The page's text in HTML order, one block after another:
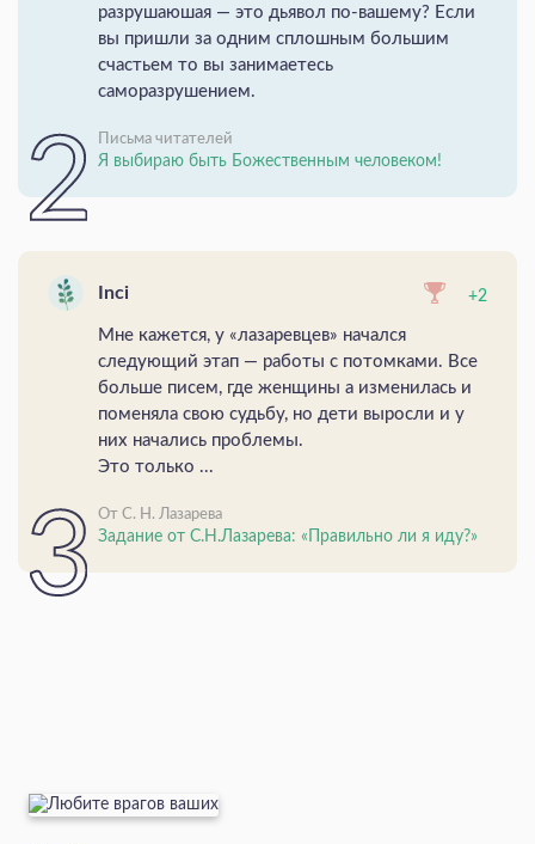
разрушаюшая — это дьявол по-вашему? Если
вы пришли за одним сплошным большим
счастьем то вы занимаетесь
саморазрушением.
Письма читателей
Я выбираю быть Божественным человеком!
Inci +2
Мне кажется, у «лазаревцев» начался
следующий этап — работы с потомками. Все
больше писем, где женщины а изменилась и
поменяла свою судьбу, но дети выросли и у
них начались проблемы.
Это только ...
От С. Н. Лазарева
Задание от С.Н.Лазарева: «Правильно ли я иду?»